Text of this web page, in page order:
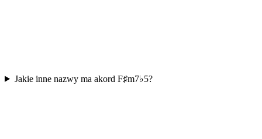
Jakie inne nazwy ma akord F♯m7♭5?